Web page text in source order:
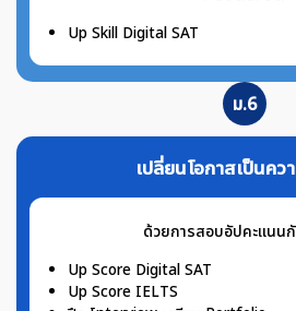
Up Skill Digital SAT
ม.6
เปลี่ยนโอกาสเป็นคว
ด้วยการสอบอัปคะแนน
Up Score Digital SAT
Up Score IELTS